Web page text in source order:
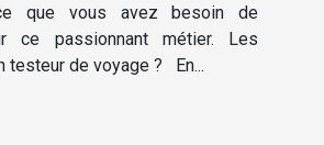
que vous avez besoin de
ce passionnant métier. Les
testeur de voyage ? En...